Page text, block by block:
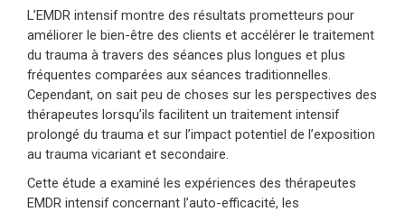
L’EMDR intensif montre des résultats prometteurs pour
améliorer le bien-être des clients et accélérer le traitement
du trauma à travers des séances plus longues et plus
fréquentes comparées aux séances traditionnelles.
Cependant, on sait peu de choses sur les perspectives des
thérapeutes lorsqu’ils facilitent un traitement intensif
prolongé du trauma et sur l’impact potentiel de l’exposition
au trauma vicariant et secondaire.
Cette étude a examiné les expériences des thérapeutes
EMDR intensif concernant l’auto-efficacité, les